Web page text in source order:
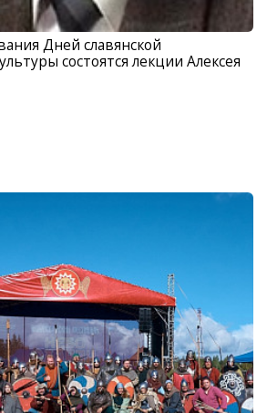
Дней славянской
состоятся лекции Алексея